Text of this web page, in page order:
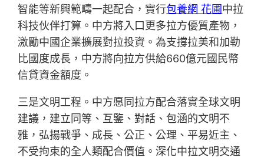
智能等新興範疇一起配合，實行包養網 花圃中拉
科技伙伴打算。中方將入口更多拉方優質產物，
激勵中國企業擴展對拉投資。為支撐拉美和加勒
比國度成長，中方將向拉方供給660億元國民幣
信貸資金額度。
三是文明工程。中方愿同拉方配合落實全球文明
建議，建立同等、互鑒、對話、包涵的文明不
雅，弘揚戰爭、成長、公正、公理、平易近主、
不受拘束的全人類配合價值。深化中拉文明交通